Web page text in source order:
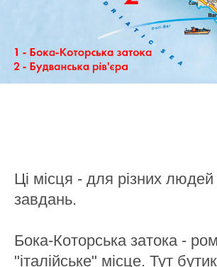
Ці місця - для різних людей
завдань.
Бока-Которська затока -
"італійське" місце. Тут